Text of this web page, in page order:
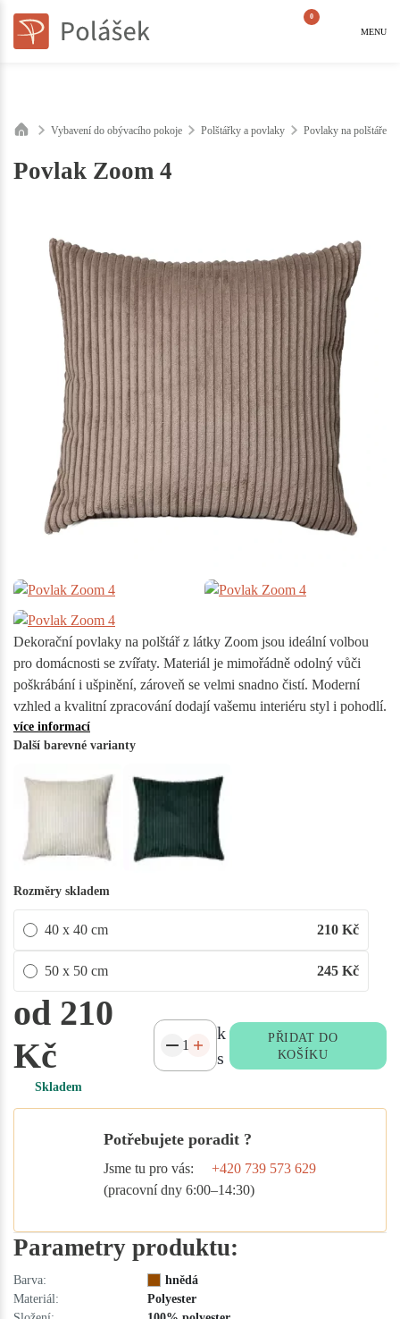
0
MENU
Vybavení do obývacího pokoje Polštářky a povlaky Povlaky na polštáře
Povlak Zoom 4
Dekorační povlaky na polštář z látky Zoom jsou ideální volbou
pro domácnosti se zvířaty. Materiál je mimořádně odolný vůči
poškrábání i ušpinění, zároveň se velmi snadno čistí. Moderní
vzhled a kvalitní zpracování dodají vašemu interiéru styl i pohodlí.
více informací
Další barevné varianty
Rozměry skladem
40 x 40 cm 210 Kč
50 x 50 cm 245 Kč
od 210
Kč
Skladem
k
s
PŘIDAT DO
KOŠÍKU
Potřebujete poradit ?
Jsme tu pro vás:
+420 739 573 629
(pracovní dny 6:00–14:30)
Parametry produktu:
Barva:
hnědá
Materiál:
Polyester